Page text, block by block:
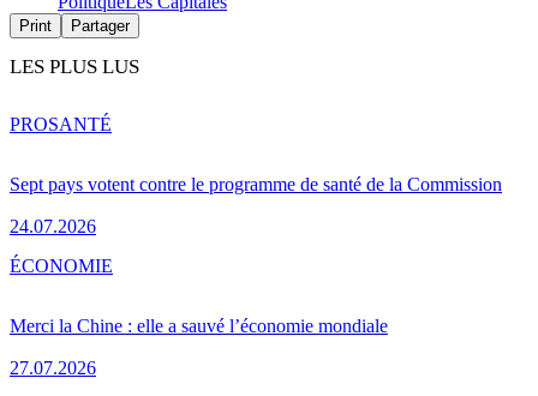
Print Partager
LES PLUS LUS
Sept pays votent contre le programme de santé de la Commission
24.07.2026
PROSANTÉ
Merci la Chine : elle a sauvé l’économie mondiale
27.07.2026
ÉCONOMIE